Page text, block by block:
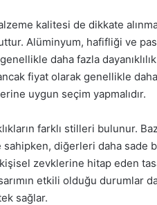
kalitesi de dikkate
Alüminyum, hafifliği ve
daha fazla
fiyat olarak genellikle
uygun seçim yapmalıdır.
farklı stilleri bulunur.
diğerleri daha sade
zevklerine hitap eden
etkili olduğu durumlar
sağlar.